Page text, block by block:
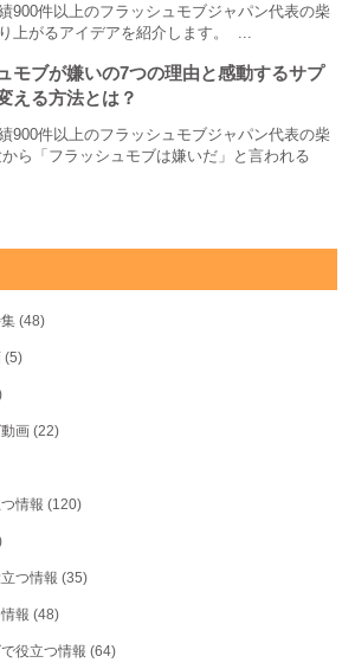
900件以上のフラッシュモブジャパン代表の柴
上がるアイデアを紹介します。 ...
モブが嫌いの7つの理由と感動するサプ
える方法とは？
900件以上のフラッシュモブジャパン代表の柴
ら「フラッシュモブは嫌いだ」と言われる
(48)
(5)
画 (22)
情報 (120)
つ情報 (35)
報 (48)
役立つ情報 (64)